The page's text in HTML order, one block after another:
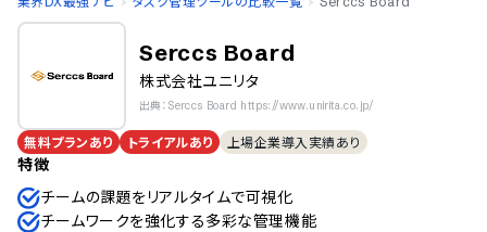
Serccs Board
株式会社ユニリタ
出典：Serccs Board https://www.unirita.co.jp/
無料プランあり トライアルあり 上場企業導入実績あり
特徴
チームの課題をリアルタイムで可視化
チームワークを強化する多彩な管理機能